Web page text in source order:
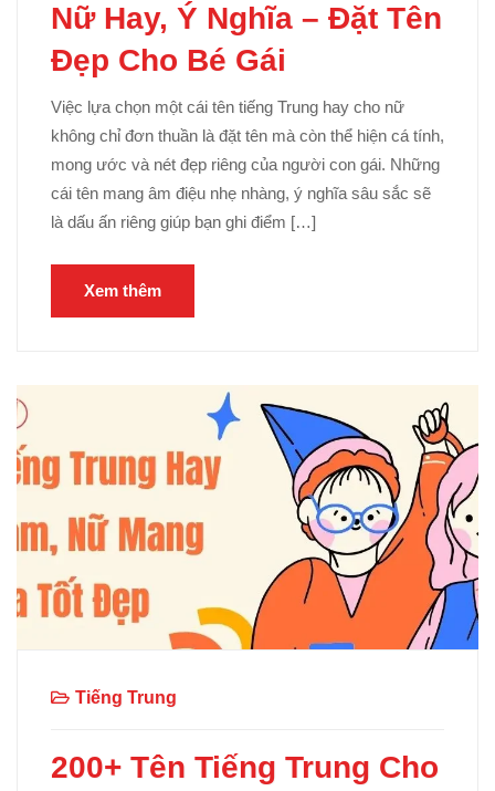
Nữ Hay, Ý Nghĩa – Đặt Tên
Đẹp Cho Bé Gái
Việc lựa chọn một cái tên tiếng Trung hay cho nữ
không chỉ đơn thuần là đặt tên mà còn thể hiện cá tính,
mong ước và nét đẹp riêng của người con gái. Những
cái tên mang âm điệu nhẹ nhàng, ý nghĩa sâu sắc sẽ
là dấu ấn riêng giúp bạn ghi điểm […]
Xem thêm
Tiếng Trung
200+ Tên Tiếng Trung Cho